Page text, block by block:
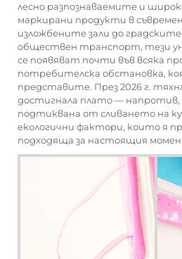
лесно разпознаваемите и
маркирани продукти в
изложбените зали до
обществен транспорт, тези
се появяват почти във всяка
потребителска обстановка,
представите. През 2026 г.
достигнала плато — напротив,
подтиквана от сливането на
екологични фактори, които я
подходяща за настоящия